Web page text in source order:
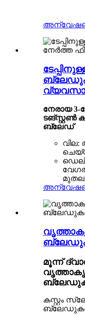
നേരായ
ടങ്സ്റ്റൺ
ബ്ലേഡ്
മൂന്ന്
കസ്റ്റം